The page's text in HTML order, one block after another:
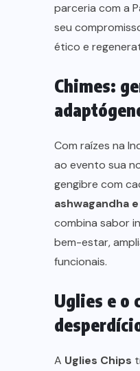
parceria com a
seu
ético e
Chimes:
Com raízes na
ao evento sua
gengibre com
ashwagandha
combina sabor
bem-estar,
funcionais.
Uglies e o
A Uglies Chips